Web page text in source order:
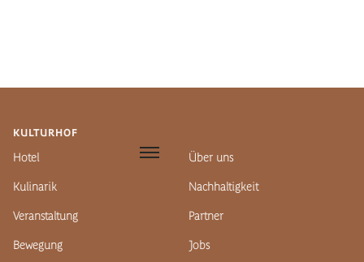
KULTURHOF
Hotel
Kulinarik
Veranstaltung
Bewegung
Über uns
Nachhaltigkeit
Partner
Jobs